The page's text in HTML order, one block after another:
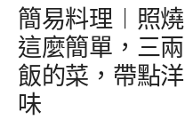
簡易料理︱照
這麼簡單，三
飯的菜，帶點
味